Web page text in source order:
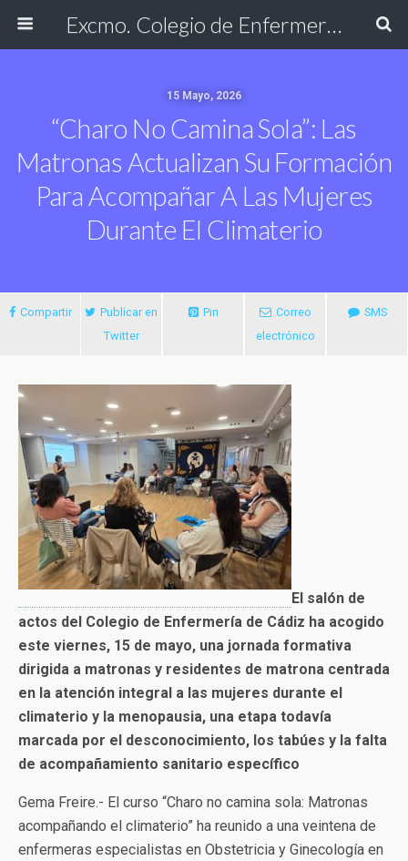
Excmo. Colegio de Enfermería de Cádiz
15 Mayo, 2026
“Charo No Camina Sola”: Las
Matronas Actualizan Su Formación
Para Acompañar A Las Mujeres
Durante El Climaterio
Compartir
Publicar en
Twitter
Pin
Correo
electrónico
SMS
El salón de
actos del Colegio de Enfermería de Cádiz ha acogido
este viernes, 15 de mayo, una jornada formativa
dirigida a matronas y residentes de matrona centrada
en la atención integral a las mujeres durante el
climaterio y la menopausia, una etapa todavía
marcada por el desconocimiento, los tabúes y la falta
de acompañamiento sanitario específico
Gema Freire.- El curso “Charo no camina sola: Matronas
acompañando el climaterio” ha reunido a una veintena de
enfermeras especialistas en Obstetricia y Ginecología en